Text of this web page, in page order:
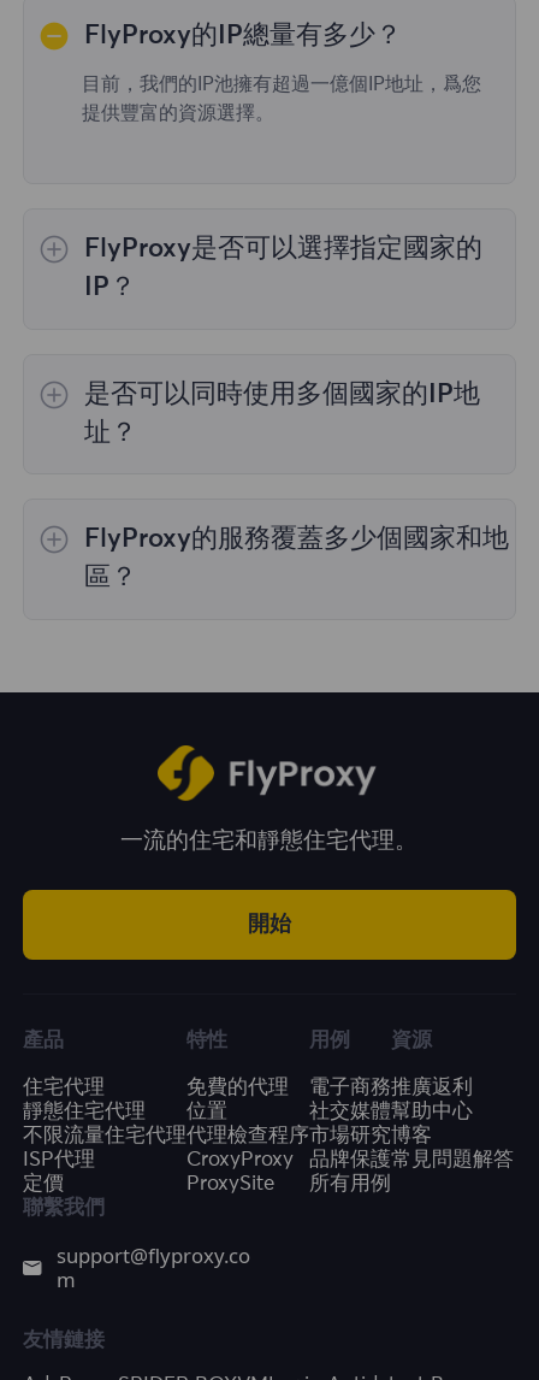
FlyProxy的IP總量有多少？
目前，我們的IP池擁有超過一億個IP地址，爲您
提供豐富的資源選擇。
FlyProxy是否可以選擇指定國家的
IP？
的代理選擇； 靜態住宅代理提供36個國家的代
理，購買時您可以選擇所需的國家。
是否可以同時使用多個國家的IP地
址？
有用。您可以在管理面板中自由選擇和切換不同
國家的IP地址。
FlyProxy的服務覆蓋多少個國家和地
區？
一流的住宅和靜態住宅代理。
開始
產品
住宅代理
靜態住宅代理
不限流量住宅代理
ISP代理
定價
特性
免費的代理
位置
代理檢查程序
CroxyProxy
ProxySite
用例
電子商務
社交媒體
市場研究
品牌保護
所有用例
資源
推廣返利
幫助中心
博客
常見問題解答
聯繫我們
support@flyproxy.co
m
友情鏈接